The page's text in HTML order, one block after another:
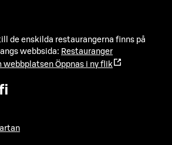
de enskilda restaurangerna finns på
webbsida: Restauranger
webbplatsen Öppnas i ny flik